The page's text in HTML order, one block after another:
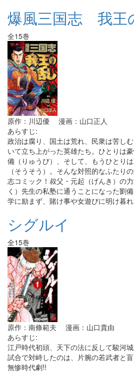
爆風三国志 我王
全15巻
原作：川辺優 漫画：山口正人
あらすじ:
政治は腐り、国土は荒れ、民衆は苦し
いて立ち上がった英雄たち。ひとりは
備（りゅうび）、そして、もうひとり
（そうそう）。そんな対照的なふたり
志コミック！叔父・元起（げんき）の
く）先生の私塾に通うことになった劉
学に励まず、賭け事や女遊びに明け暮
シグルイ
全15巻
原作：南條範夫 漫画：山口貴由
あらすじ:
江戸時代初頭、天下の法に反して駿河
試合で対峙したのは、片腕の若武者と
無惨時代劇!!